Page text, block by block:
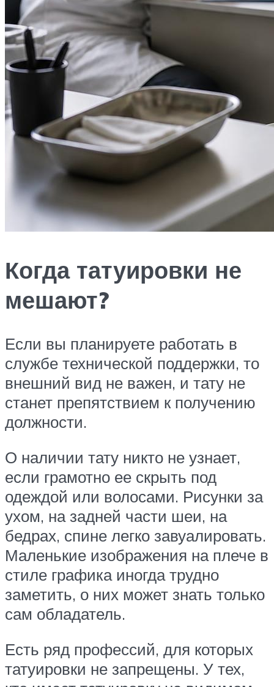
Когда татуировки не
мешают?
Если вы планируете работать в
службе технической поддержки, то
внешний вид не важен, и тату не
станет препятствием к получению
должности.
О наличии тату никто не узнает,
если грамотно ее скрыть под
одеждой или волосами. Рисунки за
ухом, на задней части шеи, на
бедрах, спине легко завуалировать.
Маленькие изображения на плече в
стиле графика иногда трудно
заметить, о них может знать только
сам обладатель.
Есть ряд профессий, для которых
татуировки не запрещены. У тех,